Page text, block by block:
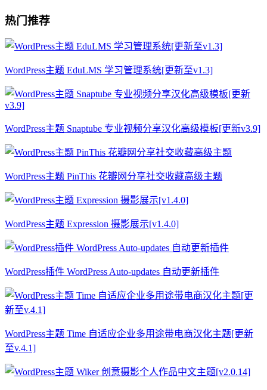
热门推荐
WordPress主题 EduLMS 学习管理系统[更新至v1.3]
WordPress主题 Snaptube 专业视频分享汉化高级模板[更新v3.9]
WordPress主题 PinThis 花瓣网分享社交收藏高级主题
WordPress主题 Expression 摄影展示[v1.4.0]
WordPress插件 WordPress Auto-updates 自动更新插件
WordPress主题 Time 自适应企业多用途带电商汉化主题[更新
至v.4.1]